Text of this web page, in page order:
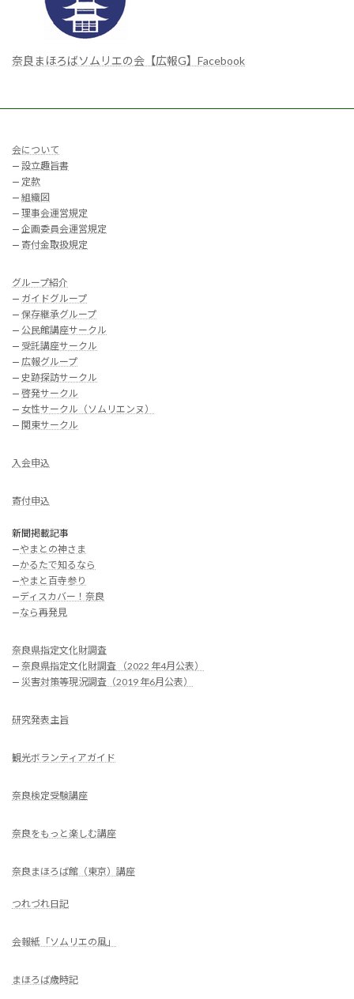
奈良まほろばソムリエの会【広報G】Facebook
会について
— 設立趣旨書
— 定款
— 組織図
— 理事会運営規定
— 企画委員会運営規定
— 寄付金取扱規定
グループ紹介
— ガイドグループ
— 保存継承グループ
— 公民館講座サークル
— 受託講座サークル
— 広報グループ
— 史跡探訪サークル
— 啓発サークル
— 女性サークル（ソムリエンヌ）
— 関東サークル
入会申込
寄付申込
新聞掲載記事
—やまとの神さま
—かるたで知るなら
—やまと百寺参り
—ディスカバー！奈良
—なら再発見
奈良県指定文化財調査
— 奈良県指定文化財調査 （2022 年4月公表）
— 災害対策等現況調査（2019 年6月公表）
研究発表主旨
観光ボランティアガイド
奈良検定受験講座
奈良をもっと楽しむ講座
奈良まほろば館（東京）講座
つれづれ日記
会報紙「ソムリエの風」
まほろば歳時記